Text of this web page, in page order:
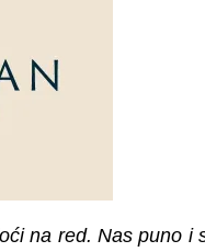
na red. Nas puno i